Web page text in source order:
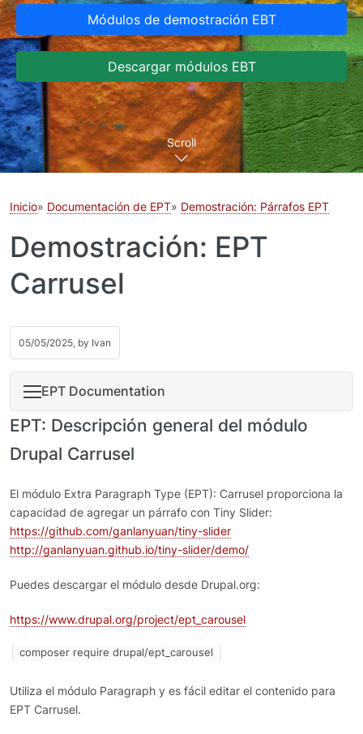
Módulos de demostración EBT
Descargar módulos EBT
Scroll
Inicio Documentación de EPT Demostración: Párrafos EPT
Demostración: EPT
Carrusel
05/05/2025, by Ivan
EPT Documentation
EPT: Descripción general del módulo
Drupal Carrusel
El módulo Extra Paragraph Type (EPT): Carrusel proporciona la
capacidad de agregar un párrafo con Tiny Slider:
https://github.com/ganlanyuan/tiny-slider
http://ganlanyuan.github.io/tiny-slider/demo/
Puedes descargar el módulo desde Drupal.org:
https://www.drupal.org/project/ept_carousel
composer require drupal/ept_carousel
Utiliza el módulo Paragraph y es fácil editar el contenido para
EPT Carrusel.